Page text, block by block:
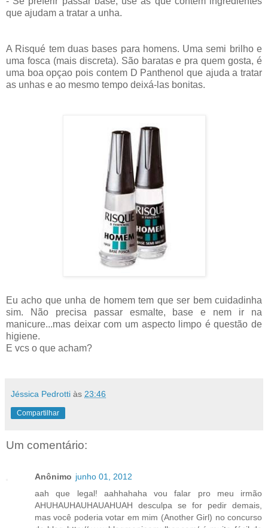
que ajudam a tratar a unha.
A Risqué tem duas bases para homens. Uma semi brilho e
uma fosca (mais discreta). São baratas e pra quem gosta, é
uma boa opçao pois contem D Panthenol que ajuda a tratar
as unhas e ao mesmo tempo deixá-las bonitas.
Eu acho que unha de homem tem que ser bem cuidadinha
sim. Não precisa passar esmalte, base e nem ir na
manicure...mas deixar com um aspecto limpo é questão de
higiene.
E vcs o que acham?
Jéssica Pedrotti às 23:46
Compartilhar
Um comentário:
Anônimo junho 01, 2012
aah que legal! aahhahaha vou falar pro meu irmão
AHUHAUHAUHAUAHUAH desculpa se for pedir demais,
mas você poderia votar em mim (Another Girl) no concurso